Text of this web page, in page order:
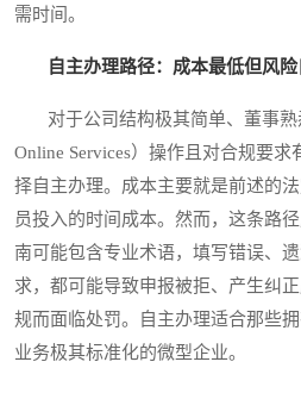
需时间。
自主办理路径：成本最低但风险
对于公司结构极其简单、董事熟
Online Services）操作且对合规要
择自主办理。成本主要就是前述的
员投入的时间成本。然而，这条路
南可能包含专业术语，填写错误、
求，都可能导致申报被拒、产生纠
规而面临处罚。自主办理适合那些
业务极其标准化的微型企业。